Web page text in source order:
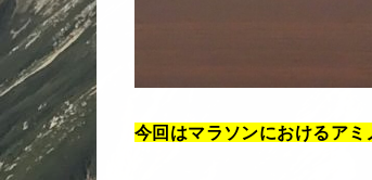
今回はマラソンにおけるアミ